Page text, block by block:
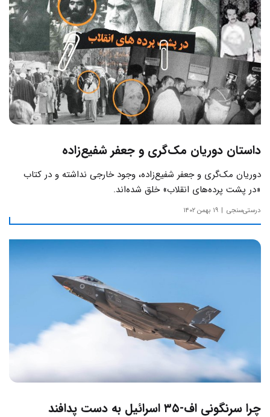
داستان دوریان مک‌گری و جعفر شفیع‌زاده
دوریان مک‌گری و جعفر شفیع‌زاده، وجود خارجی نداشته و در کتاب
«در پشت پرده‌های انقلاب» خلق شده‌اند.
درستی‌سنجی ۱۹ بهمن ۱۴۰۲
چرا سرنگونی اف-۳۵ اسرائیل به دست پدافند